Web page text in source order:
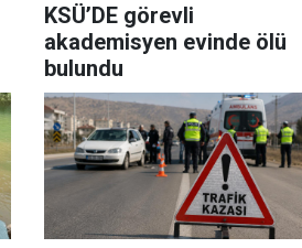
KSÜ’DE görevli
akademisyen evinde ölü
bulundu